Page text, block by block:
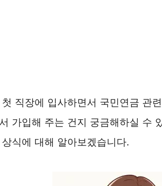
직장에 입사하면서 국민연금 관
가입해 주는 건지 궁금해하실 수
식에 대해 알아보겠습니다.